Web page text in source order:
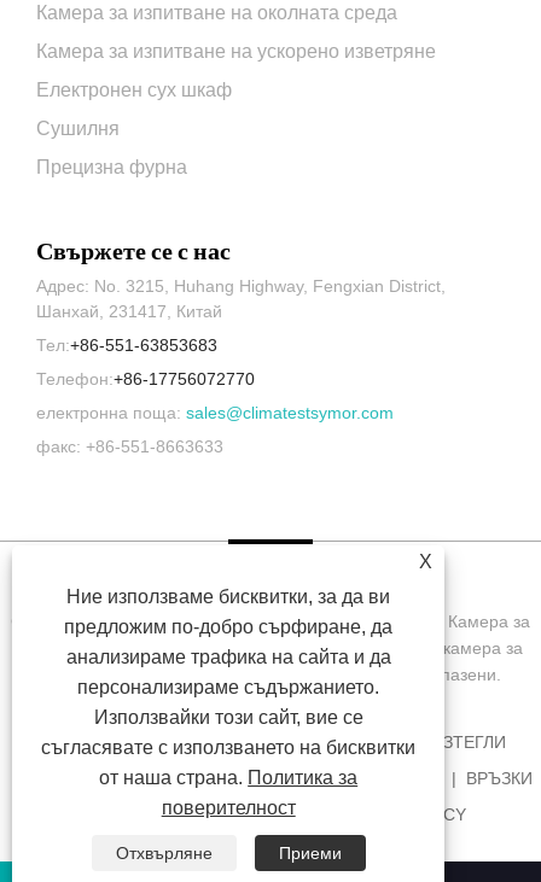
Камера за изпитване на околната среда
Камера за изпитване на ускорено изветряне
Електронен сух шкаф
Сушилня
Прецизна фурна
Свържете се с нас
Адрес: No. 3215, Huhang Highway, Fengxian District,
Шанхай, 231417, Китай
Тел:+86-551-63853683
Телефон:+86-17756072770
електронна поща: sales@climatestsymor.com
факс: +86-551-8663633
Copyright © 2022 Symor Instrument Equipment Co., Ltd. Камера за
изпитване на околната среда, електронен сух шкаф, камера за
изпитване на ускорено изветряне Всички права запазени.
У ДОМА ЗА НАС ПРОДУКТИ НОВИНИ
ИЗТЕГЛИ
ИЗПРАТЕТЕ ЗАПИТВАНЕ
СВЪРЖЕТЕ СЕ С НАС
ВРЪЗКИ
SITEMAP
RSS XML PRIVACY POLICY
X
Ние използваме бисквитки, за да ви
предложим по-добро сърфиране, да
анализираме трафика на сайта и да
персонализираме съдържанието.
Използвайки този сайт, вие се
съгласявате с използването на бисквитки
от наша страна. Политика за
поверителност
Отхвърляне
Приеми